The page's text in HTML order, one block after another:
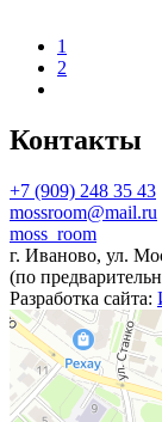
1
2
Контакты
+7 (909) 248 35 43
mossroom@mail.ru
moss_room
г. Иваново, ул.
(по
Разработка сайта: